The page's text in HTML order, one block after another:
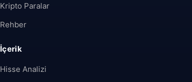
Kripto Paralar
Rehber
İçerik
Hisse Analizi